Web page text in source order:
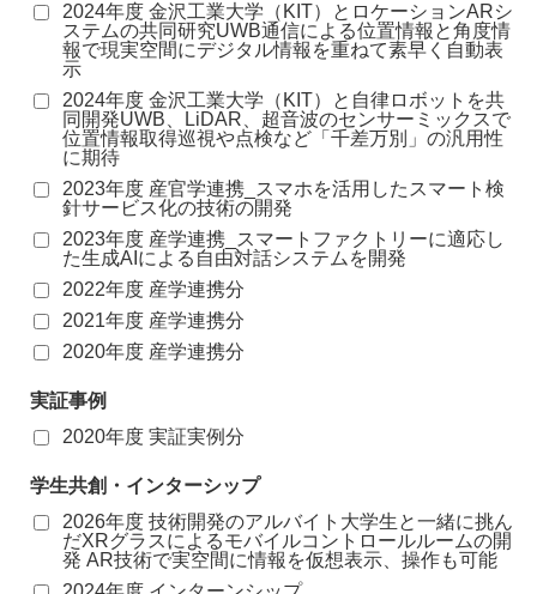
2024年度 金沢工業大学（KIT）とロケーションARシ
ステムの共同研究UWB通信による位置情報と角度情
報で現実空間にデジタル情報を重ねて素早く自動表
示
2024年度 金沢工業大学（KIT）と自律ロボットを共
同開発UWB、LiDAR、超音波のセンサーミックスで
位置情報取得巡視や点検など「千差万別」の汎用性
に期待
2023年度 産官学連携_スマホを活用したスマート検
針サービス化の技術の開発
2023年度 産学連携_スマートファクトリーに適応し
た生成AIによる自由対話システムを開発
2022年度 産学連携分
2021年度 産学連携分
2020年度 産学連携分
実証事例
2020年度 実証実例分
学生共創・インターシップ
2026年度 技術開発のアルバイト大学生と一緒に挑ん
だXRグラスによるモバイルコントロールルームの開
発 AR技術で実空間に情報を仮想表示、操作も可能